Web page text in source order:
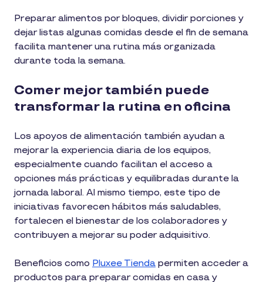
Preparar alimentos por bloques, dividir porciones y
dejar listas algunas comidas desde el fin de semana
facilita mantener una rutina más organizada
durante toda la semana.
Comer mejor también puede
transformar la rutina en oficina
Los apoyos de alimentación también ayudan a
mejorar la experiencia diaria de los equipos,
especialmente cuando facilitan el acceso a
opciones más prácticas y equilibradas durante la
jornada laboral. Al mismo tiempo, este tipo de
iniciativas favorecen hábitos más saludables,
fortalecen el bienestar de los colaboradores y
contribuyen a mejorar su poder adquisitivo.
Beneficios como Pluxee Tienda permiten acceder a
productos para preparar comidas en casa y